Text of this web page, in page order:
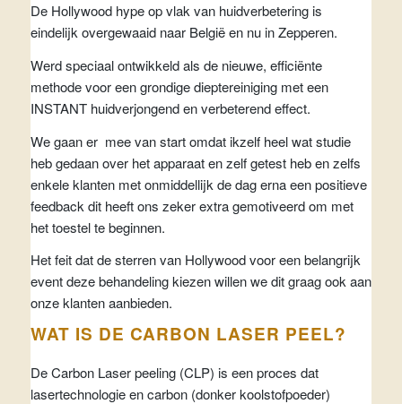
De Hollywood hype op vlak van huidverbetering is
eindelijk overgewaaid naar België en nu in Zepperen.
Werd speciaal ontwikkeld als de nieuwe, efficiënte
methode voor een grondige dieptereiniging met een
INSTANT huidverjongend en verbeterend effect.
We gaan er mee van start omdat ikzelf heel wat studie
heb gedaan over het apparaat en zelf getest heb en zelfs
enkele klanten met onmiddellijk de dag erna een positieve
feedback dit heeft ons zeker extra gemotiveerd om met
het toestel te beginnen.
Het feit dat de sterren van Hollywood voor een belangrijk
event deze behandeling kiezen willen we dit graag ook aan
onze klanten aanbieden.
WAT IS DE CARBON LASER PEEL?
De Carbon Laser peeling (CLP) is een proces dat
lasertechnologie en carbon (donker koolstofpoeder)